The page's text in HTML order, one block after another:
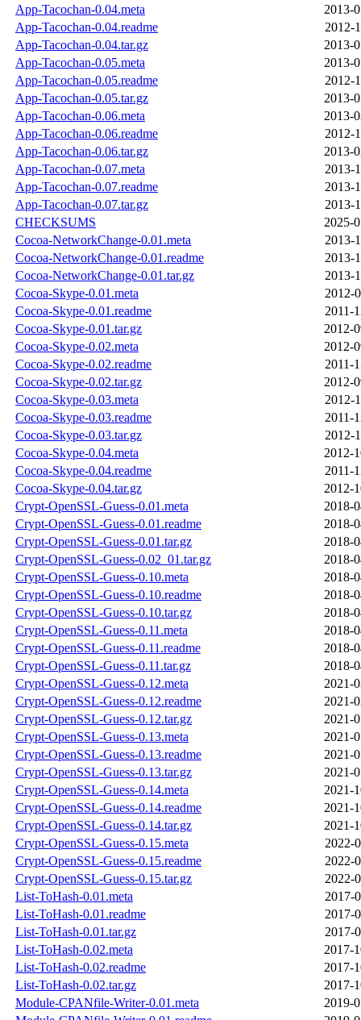
App-Tacochan-0.04.meta
2013-
App-Tacochan-0.04.readme
2012-
App-Tacochan-0.04.tar.gz
2013-
App-Tacochan-0.05.meta
2013-
App-Tacochan-0.05.readme
2012-
App-Tacochan-0.05.tar.gz
2013-
App-Tacochan-0.06.meta
2013-
App-Tacochan-0.06.readme
2012-
App-Tacochan-0.06.tar.gz
2013-
App-Tacochan-0.07.meta
2013-
App-Tacochan-0.07.readme
2013-
App-Tacochan-0.07.tar.gz
2013-
CHECKSUMS
2025-
Cocoa-NetworkChange-0.01.meta
2013-
Cocoa-NetworkChange-0.01.readme
2013-
Cocoa-NetworkChange-0.01.tar.gz
2013-
Cocoa-Skype-0.01.meta
2012-
Cocoa-Skype-0.01.readme
2011-
Cocoa-Skype-0.01.tar.gz
2012-
Cocoa-Skype-0.02.meta
2012-
Cocoa-Skype-0.02.readme
2011-
Cocoa-Skype-0.02.tar.gz
2012-
Cocoa-Skype-0.03.meta
2012-
Cocoa-Skype-0.03.readme
2011-
Cocoa-Skype-0.03.tar.gz
2012-
Cocoa-Skype-0.04.meta
2012-
Cocoa-Skype-0.04.readme
2011-
Cocoa-Skype-0.04.tar.gz
2012-
Crypt-OpenSSL-Guess-0.01.meta
2018-
Crypt-OpenSSL-Guess-0.01.readme
2018-
Crypt-OpenSSL-Guess-0.01.tar.gz
2018-
Crypt-OpenSSL-Guess-0.02_01.tar.gz
2018-
Crypt-OpenSSL-Guess-0.10.meta
2018-
Crypt-OpenSSL-Guess-0.10.readme
2018-
Crypt-OpenSSL-Guess-0.10.tar.gz
2018-
Crypt-OpenSSL-Guess-0.11.meta
2018-
Crypt-OpenSSL-Guess-0.11.readme
2018-
Crypt-OpenSSL-Guess-0.11.tar.gz
2018-
Crypt-OpenSSL-Guess-0.12.meta
2021-
Crypt-OpenSSL-Guess-0.12.readme
2021-
Crypt-OpenSSL-Guess-0.12.tar.gz
2021-
Crypt-OpenSSL-Guess-0.13.meta
2021-
Crypt-OpenSSL-Guess-0.13.readme
2021-
Crypt-OpenSSL-Guess-0.13.tar.gz
2021-
Crypt-OpenSSL-Guess-0.14.meta
2021-
Crypt-OpenSSL-Guess-0.14.readme
2021-
Crypt-OpenSSL-Guess-0.14.tar.gz
2021-
Crypt-OpenSSL-Guess-0.15.meta
2022-
Crypt-OpenSSL-Guess-0.15.readme
2022-
Crypt-OpenSSL-Guess-0.15.tar.gz
2022-
List-ToHash-0.01.meta
2017-
List-ToHash-0.01.readme
2017-
List-ToHash-0.01.tar.gz
2017-
List-ToHash-0.02.meta
2017-
List-ToHash-0.02.readme
2017-
List-ToHash-0.02.tar.gz
2017-
Module-CPANfile-Writer-0.01.meta
2019-